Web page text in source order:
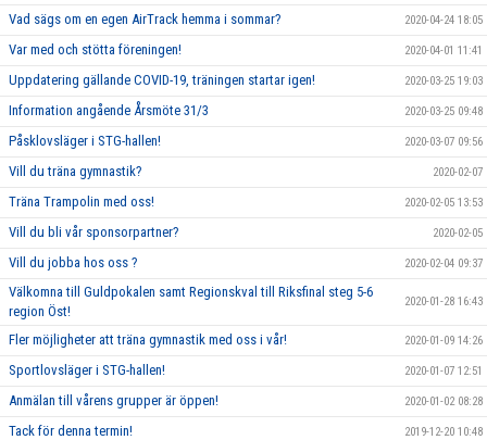
Vad sägs om en egen AirTrack hemma i sommar? 2020-04-24 18:05
Var med och stötta föreningen! 2020-04-01 11:41
Uppdatering gällande COVID-19, träningen startar igen! 2020-03-25 19:03
Information angående Årsmöte 31/3 2020-03-25 09:48
Påsklovsläger i STG-hallen! 2020-03-07 09:56
Vill du träna gymnastik? 2020-02-07
Träna Trampolin med oss! 2020-02-05 13:53
Vill du bli vår sponsorpartner? 2020-02-05
Vill du jobba hos oss ? 2020-02-04 09:37
Välkomna till Guldpokalen samt Regionskval till Riksfinal steg 5-6
region Öst!
2020-01-28 16:43
Fler möjligheter att träna gymnastik med oss i vår! 2020-01-09 14:26
Sportlovsläger i STG-hallen! 2020-01-07 12:51
Anmälan till vårens grupper är öppen! 2020-01-02 08:28
Tack för denna termin! 2019-12-20 10:48